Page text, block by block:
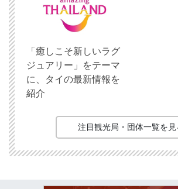
「癒しこそ新しいラグ
ジュアリー」をテーマ
に、タイの最新情報を
紹介
注目観光局・団体一覧を見